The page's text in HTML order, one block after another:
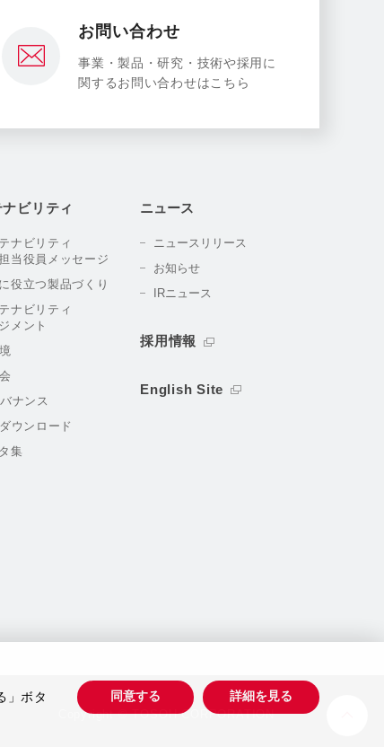
お問い合わせ
事業・製品・研究・技術や採用に
関するお問い合わせはこちら
ビリティ
ナビリティ
当役員メッセージ
役立つ製品づくり
ナビリティ
メント
ナンス
ウンロード
集
ニュース
ニュースリリース
お知らせ
IRニュース
採用情報
English Site
Copyright © TOSOH CORPORATION
」ボタ
同意する 詳細を見る